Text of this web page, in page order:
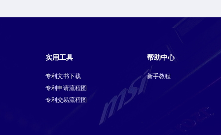
实用工具
专利文书下载
专利申请流程图
专利交易流程图
帮助中心
新手教程